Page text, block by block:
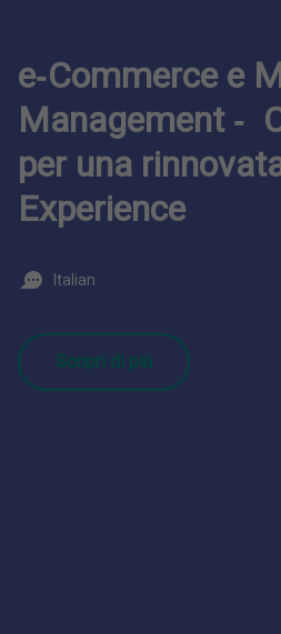
e‑Commerce e
Management ‑
per una
Experience
Italian
Scopri di più